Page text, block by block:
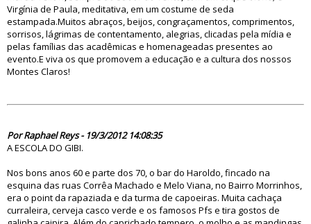
Virgínia de Paula, meditativa, em um costume de seda
estampada.Muitos abraços, beijos, congraçamentos, comprimentos,
sorrisos, lágrimas de contentamento, alegrias, clicadas pela mídia e
pelas famílias das acadêmicas e homenageadas presentes ao
evento.E viva os que promovem a educação e a cultura dos nossos
Montes Claros!
Por Raphael Reys - 19/3/2012 14:08:35
A ESCOLA DO GIBI.
Nos bons anos 60 e parte dos 70, o bar do Haroldo, fincado na
esquina das ruas Corrêa Machado e Melo Viana, no Bairro Morrinhos,
era o point da rapaziada e da turma de capoeiras. Muita cachaça
curraleira, cerveja casco verde e os famosos Pfs e tira gostos de